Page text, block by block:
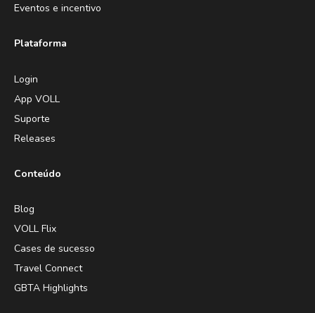
Eventos e incentivo
Plataforma
Login
App VOLL
Suporte
Releases
Conteúdo
Blog
VOLL Flix
Cases de sucesso
Travel Connect
GBTA Highlights